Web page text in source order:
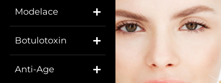
Modelace
Botulotoxin
Anti-Age